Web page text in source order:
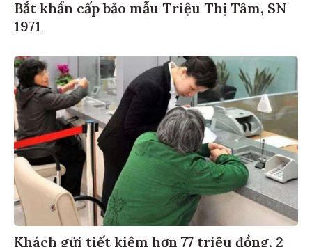
Bắt khẩn cấp bảo mẫu Triệu Thị Tâm, SN
1971
Khách gửi tiết kiệm hơn 77 triệu đồng, 2